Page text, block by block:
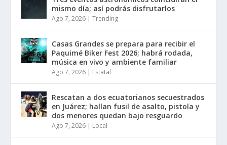
mismo día; así podrás disfrutarlos
Ago 7, 2026 |Trending
Casas Grandes se prepara para recibir el
Paquimé Biker Fest 2026; habrá rodada,
música en vivo y ambiente familiar
Ago 7, 2026 | Estatal
Rescatan a dos ecuatorianos secuestrados
en Juárez; hallan fusil de asalto, pistola y
dos menores quedan bajo resguardo
Ago 7, 2026 | Local